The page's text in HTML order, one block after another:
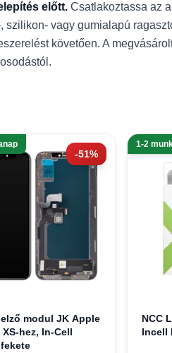
előtt. Csatlakoztassa az
szilikon- vagy gumialapú
követően. A
-51%
modul JK Apple
hez, In-Cell
1-2
NCC
Incell